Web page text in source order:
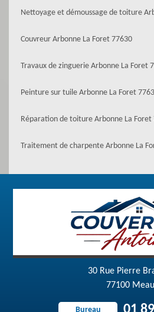
Nettoyage et démoussage de toiture
Couvreur Arbonne La Foret 77630
Travaux de zinguerie Arbonne La Foret
Peinture sur tuile Arbonne La Foret
Réparation de toiture Arbonne La Foret
Traitement de charpente Arbonne La
30 Rue Pierre
77100
Bureau